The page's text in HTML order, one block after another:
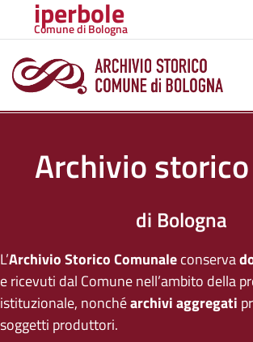
iperbole
Comune di Bologna
Archivio storico
di Bologna
L’Archivio Storico Comunaleconserva
e ricevuti dal Comune nell’ambito della
istituzionale, nonchéarchivi aggregati
soggetti produttori.